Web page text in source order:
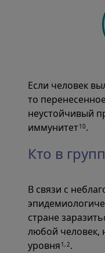
Если человек
то
неустойчивый
иммунитет10.
Кто в
В связи с
стране
любой человек,
уровня 1,2.